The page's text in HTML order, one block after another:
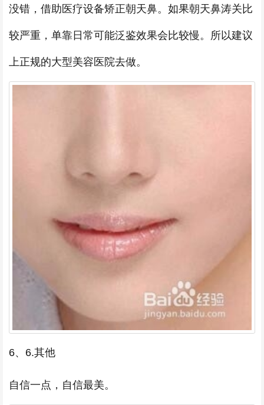
没错，借助医疗设备矫正朝天鼻。如果朝天鼻涛关比
较严重，单靠日常可能泛鉴效果会比较慢。所以建议
上正规的大型美容医院去做。
6、6.其他
自信一点，自信最美。